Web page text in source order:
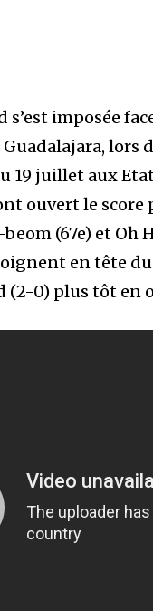
s’est imposée
lors
19 juillet aux
ouvert le
(67e) et Oh
en tête
(2-0) plus tôt